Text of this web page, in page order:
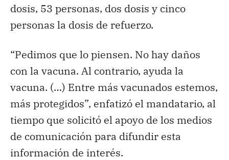
dosis, 53 personas, dos dosis y cinco
personas la dosis de refuerzo.
“Pedimos que lo piensen. No hay daños
con la vacuna. Al contrario, ayuda la
vacuna. (…) Entre más vacunados estemos,
más protegidos”, enfatizó el mandatario, al
tiempo que solicitó el apoyo de los medios
de comunicación para difundir esta
información de interés.